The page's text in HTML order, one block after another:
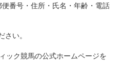
番号・住所・氏名・年齢・電話
さい。
ック競馬の公式ホームページを